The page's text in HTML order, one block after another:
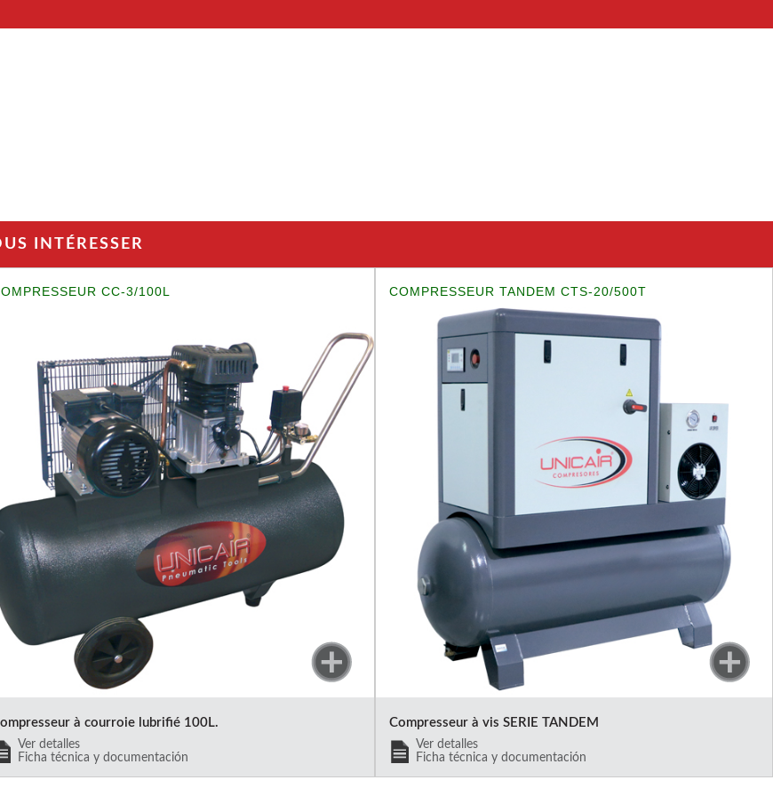
INTÉRESSER
CC-3/100L
à courroie lubrifié 100L.
Ver detalles
Ficha técnica y documentación
COMPRESSEUR TANDEM CTS-20/500T
Compresseur à vis SERIE TANDEM
Ver detalles
Ficha técnica y documentación